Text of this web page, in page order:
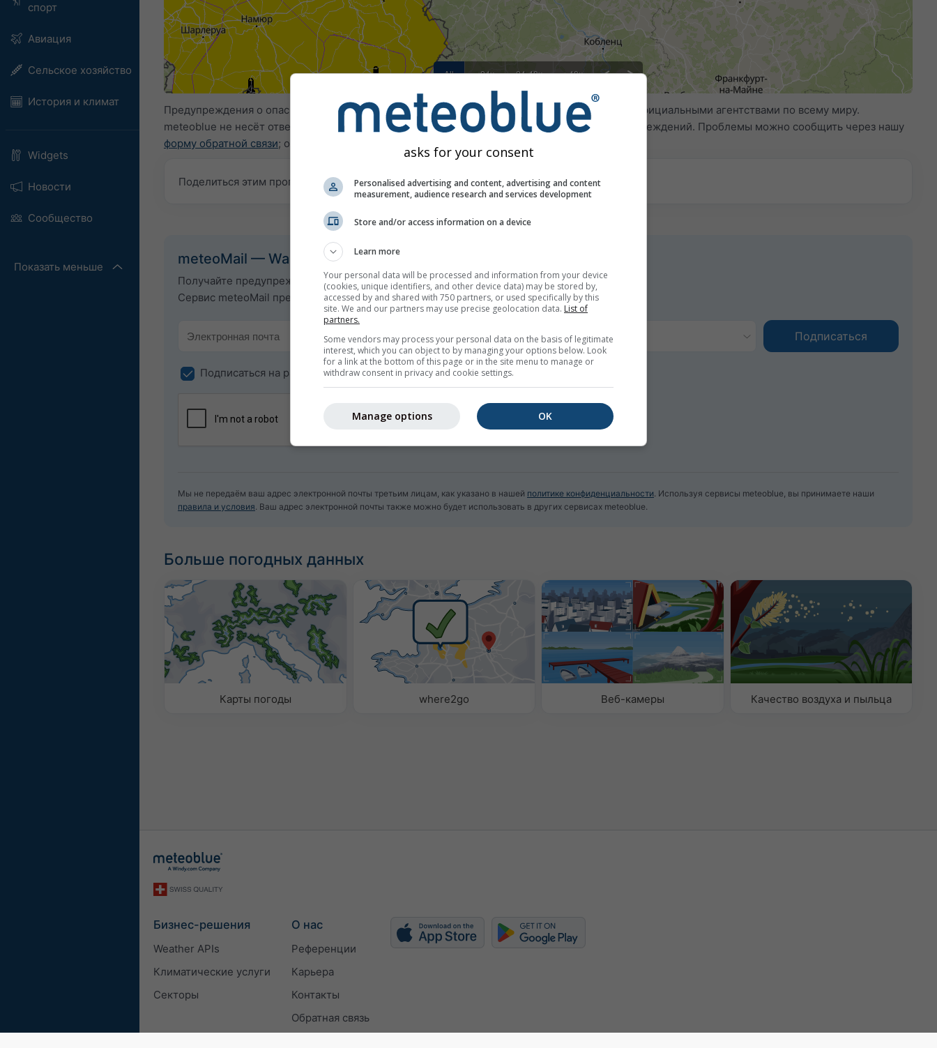
спорт
Авиация
Сельское хозяйство
История и климат
Widgets
Новости
Сообщество
Показать меньше
All <24ч 24-48ч >48ч
Предупреждения о опасных погодных явлениях предоставляются meteoblue более чем 80 официальными агентствами по всему миру.
meteoblue не несёт ответственности за фактическое содержание или характер этих предупреждений. Проблемы можно сообщить через нашу
форму обратной связи; они будут переданы соответствующим организациям.
Поделиться этим прогнозом
meteoMail — Warnings для Золинген
Получайте предупреждения о погоде по электронной почте бесплатно.
Сервис meteoMail предоставляется бесплатно, и вы можете отписаться в любое время.
Подписаться на рассылку новостей
Мы не передаём ваш адрес электронной почты третьим лицам, как указано в нашей политике конфиденциальности . Используя сервисы meteoblue, вы принимаете наши
правила и условия . Ваш адрес электронной почты также можно будет использовать в других сервисах meteoblue.
Больше погодных данных
Карты погоды where2go Веб-камеры Качество воздуха и пыльца
Бизнес-решения
Weather APIs
Климатические услуги
Секторы
О нас
Референции
Карьера
Контакты
Обратная связь
asks for your consent
Personalised advertising and content, advertising and content
measurement, audience research and services development
Store and/or access information on a device
Learn more
Your personal data will be processed and information from your device
(cookies, unique identifiers, and other device data) may be stored by,
accessed by and shared with 750 partners, or used specifically by this
site. We and our partners may use precise geolocation data. List of
partners.
Some vendors may process your personal data on the basis of legitimate
interest, which you can object to by managing your options below. Look
for a link at the bottom of this page or in the site menu to manage or
withdraw consent in privacy and cookie settings.
OK
Manage options